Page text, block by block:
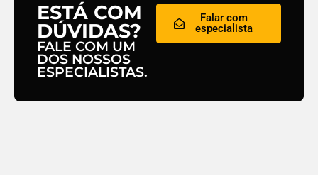
ESTÁ COM
DÚVIDAS?
FALE COM UM
DOS NOSSOS
ESPECIALISTAS.
Falar com
especialista